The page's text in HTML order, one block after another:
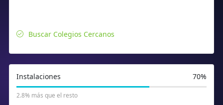
Buscar Colegios Cercanos
Instalaciones 70%
2.8% más que el resto